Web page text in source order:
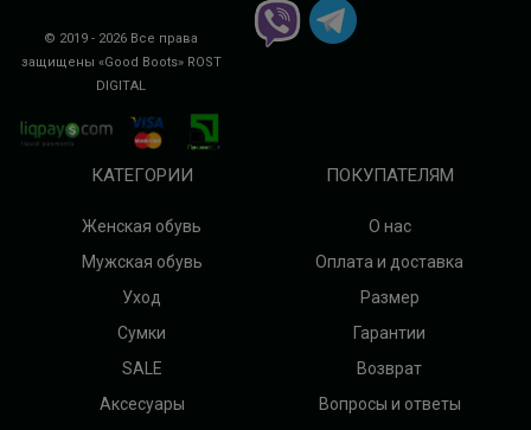
© 2019 - 2026 Все права
защищены «Good Boots» ROST
DIGITAL
КАТЕГОРИИ
Женская обувь
Мужская обувь
Уход
Сумки
SALE
Аксесуары
ПОКУПАТЕЛЯМ
О нас
Оплата и доставка
Размер
Гарантии
Возврат
Вопросы и ответы